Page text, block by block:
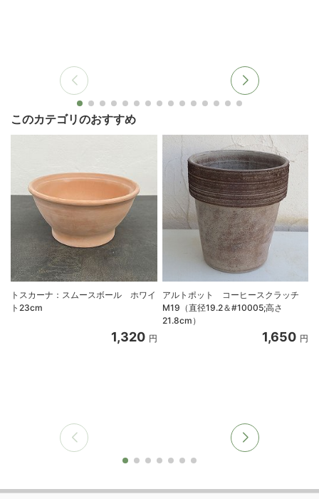
このカテゴリのおすすめ
トスカーナ：スムースボール ホワイ
ト23cm
1,320 円
アルトポット コーヒースクラッチ
M19（直径19.2＆#10005;高さ
21.8cm）
1,650 円